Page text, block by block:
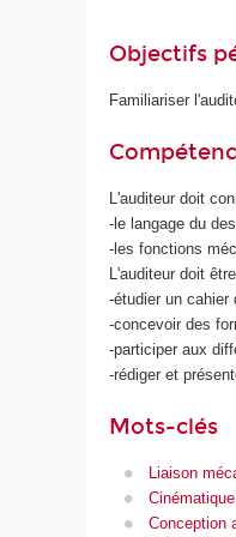
Objectifs
Familiariser
L'auditeur doit
-le langage du
-les fonctions
L'auditeur doit
-étudier un cahier
-concevoir des
-participer aux
-rédiger et
Mots-clés
Liaison
Conception